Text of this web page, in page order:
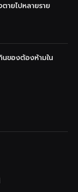
ายไปหลายราย
นของต้องห้ามใน